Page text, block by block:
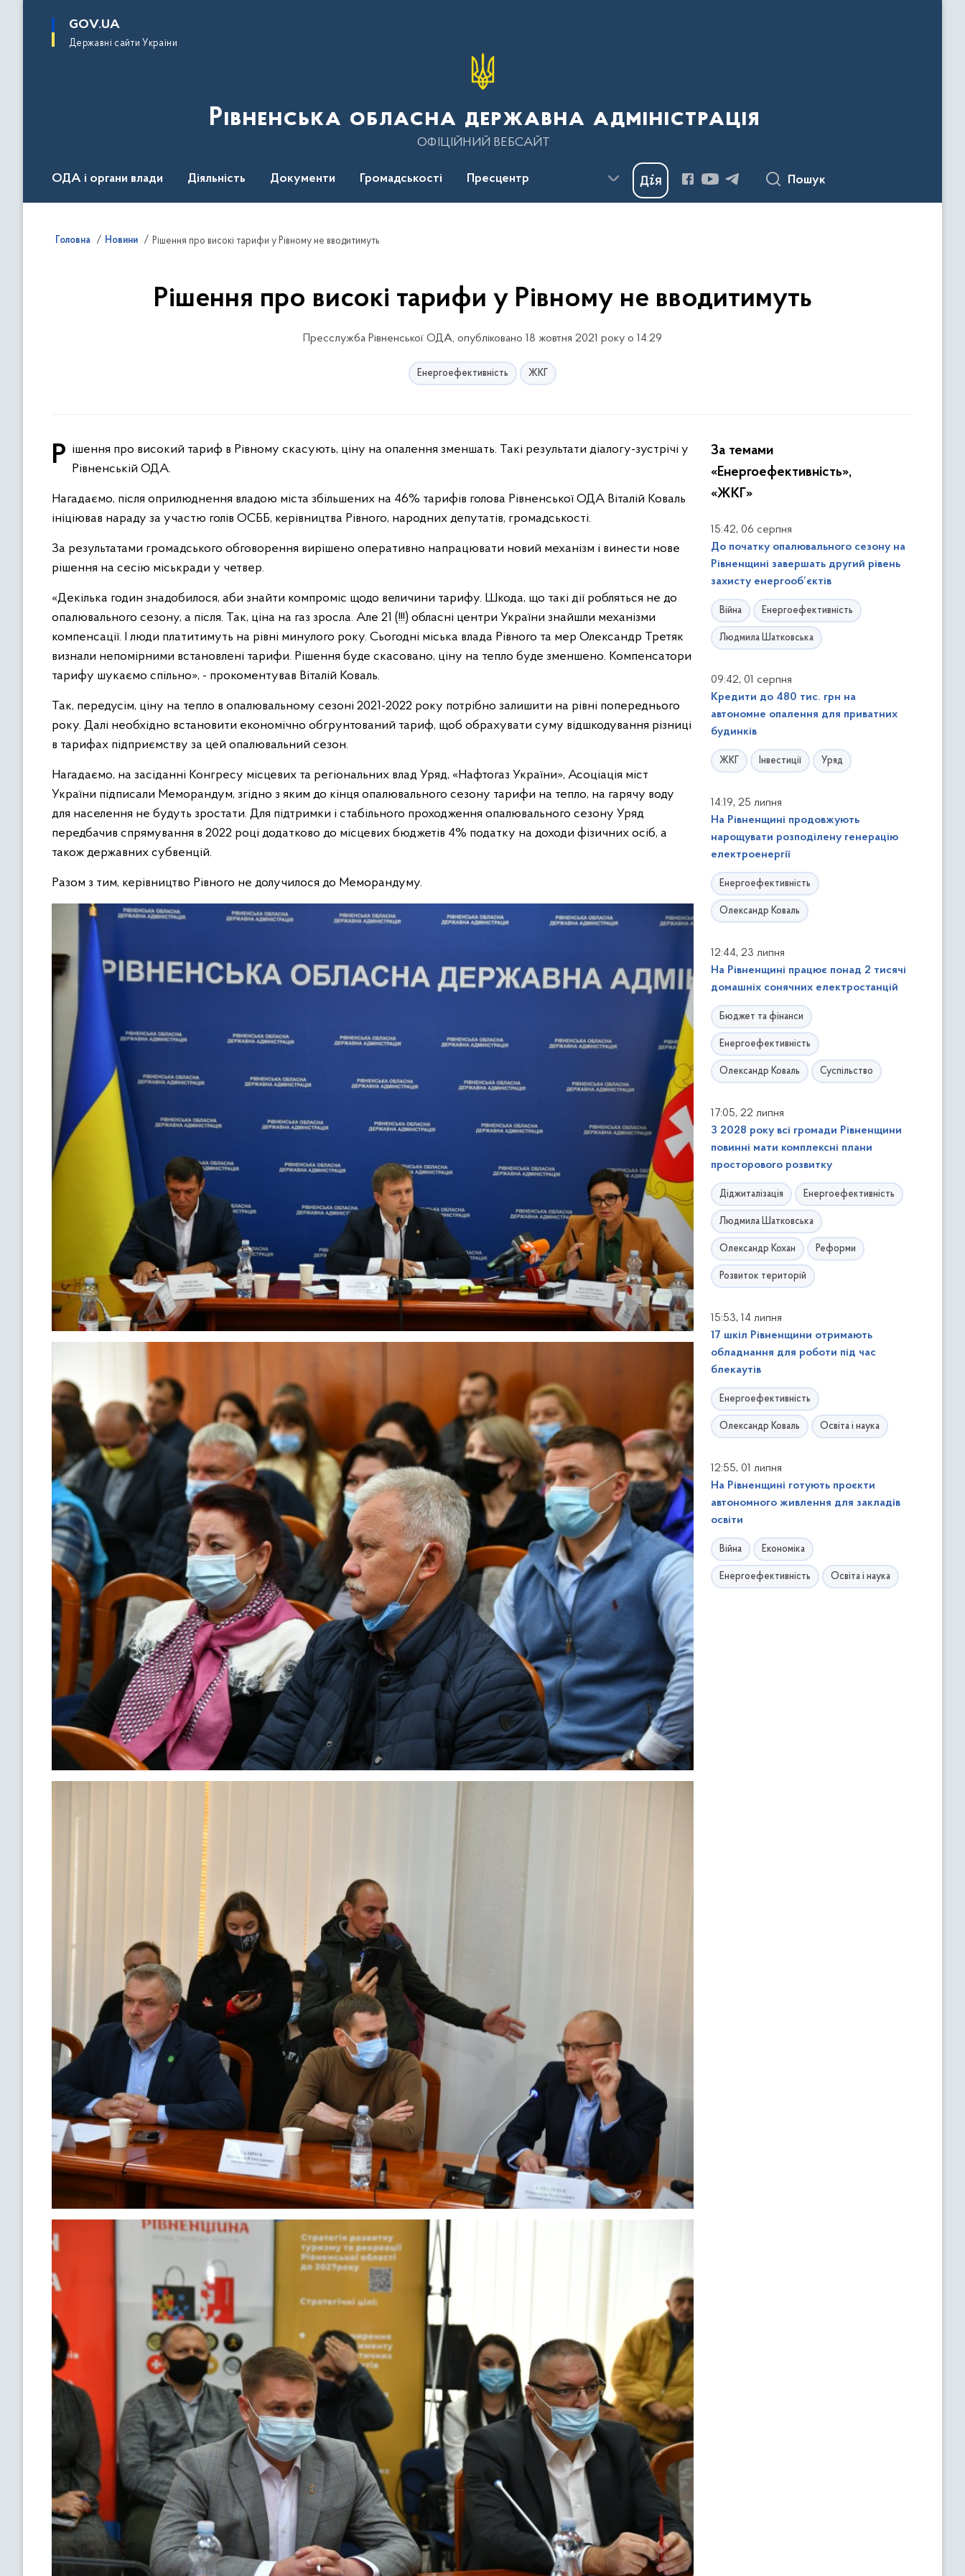
основного
GOV.UA
Державні сайти України
Рівненська обласна державна адміністрація
ОФІЦІЙНИЙ ВЕБСАЙТ
ОДА і органи влади Діяльність Документи Громадськості Пресцентр Пошук
Головна Новини Рішення про високі тарифи у Рівному не вводитимуть
Рішення про високі тарифи у Рівному не вводитимуть
Пресслужба Рівненської ОДА, опубліковано 18 жовтня 2021 року о 14:29
Енергоефективність ЖКГ
Рішення про високий тариф в Рівному скасують, ціну на опалення зменшать. Такі результати діалогу-зустрічі у Рівненській ОДА.
Нагадаємо, після оприлюднення владою міста збільшених на 46% тарифів голова Рівненської ОДА Віталій Коваль
ініціював нараду за участю голів ОСББ, керівництва Рівного, народних депутатів, громадськості.
За результатами громадського обговорення вирішено оперативно напрацювати новий механізм і винести нове
рішення на сесію міськради у четвер.
«Декілька годин знадобилося, аби знайти компроміс щодо величини тарифу. Шкода, що такі дії робляться не до
опалювального сезону, а після. Так, ціна на газ зросла. Але 21 (!!!) обласні центри України знайшли механізми
компенсації. І люди платитимуть на рівні минулого року. Сьогодні міська влада Рівного та мер Олександр Третяк
визнали непомірними встановлені тарифи. Рішення буде скасовано, ціну на тепло буде зменшено. Компенсатори
тарифу шукаємо спільно», - прокоментував Віталій Коваль.
Так, передусім, ціну на тепло в опалювальному сезоні 2021-2022 року потрібно залишити на рівні попереднього
року. Далі необхідно встановити економічно обгрунтований тариф, щоб обрахувати суму відшкодування різниці
в тарифах підприємству за цей опалювальний сезон.
Нагадаємо, на засіданні Конгресу місцевих та регіональних влад Уряд, «Нафтогаз України», Асоціація міст
України підписали Меморандум, згідно з яким до кінця опалювального сезону тарифи на тепло, на гарячу воду
для населення не будуть зростати. Для підтримки і стабільного проходження опалювального сезону Уряд
передбачив спрямування в 2022 році додатково до місцевих бюджетів 4% податку на доходи фізичних осіб, а
також державних субвенцій.
Разом з тим, керівництво Рівного не долучилося до Меморандуму.
За темами
«Енергоефективність»,
«ЖКГ»
15:42, 06 серпня
До початку опалювального сезону на
Рівненщині завершать другий рівень
захисту енергооб’єктів
Війна Енергоефективність
Людмила Шатковська
09:42, 01 серпня
Кредити до 480 тис. грн на
автономне опалення для приватних
будинків
ЖКГ Інвестиції Уряд
14:19, 25 липня
На Рівненщині продовжують
нарощувати розподілену генерацію
електроенергії
Енергоефективність
Олександр Коваль
12:44, 23 липня
На Рівненщині працює понад 2 тисячі
домашніх сонячних електростанцій
Бюджет та фінанси
Енергоефективність
Олександр Коваль Суспільство
17:05, 22 липня
З 2028 року всі громади Рівненщини
повинні мати комплексні плани
просторового розвитку
Діджиталізація Енергоефективність
Людмила Шатковська
Олександр Кохан Реформи
Розвиток територій
15:53, 14 липня
17 шкіл Рівненщини отримають
обладнання для роботи під час
блекаутів
Енергоефективність
Олександр Коваль Освіта і наука
12:55, 01 липня
На Рівненщині готують проєкти
автономного живлення для закладів
освіти
Війна Економіка
Енергоефективність Освіта і наука